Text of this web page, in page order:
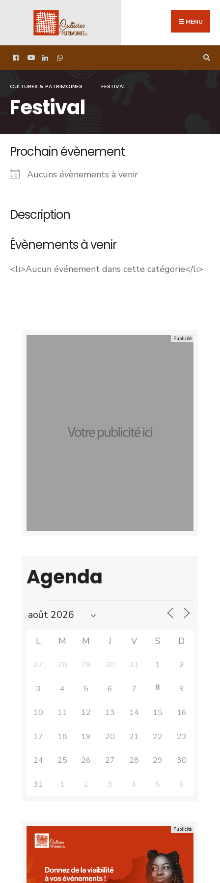
MENU
CULTURES & PATRIMOINES FESTIVAL
Festival
Prochain évènement
Aucuns évènements à venir
Description
Évènements à venir
<li>Aucun événement dans cette catégorie</li>
Agenda
L M M J V S D
27 28 29 30 31 1 2
3 4 5 6 7 8 9
10 11 12 13 14 15 16
17 18 19 20 21 22 23
24 25 26 27 28 29 30
31 1 2 3 4 5 6